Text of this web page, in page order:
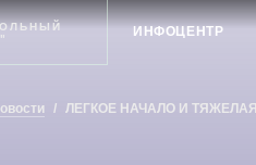
ИНФОЦЕНТР
/ ЛЕГКОЕ НАЧАЛО И